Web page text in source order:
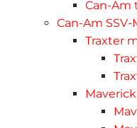
Can-Am
Can-Am SSV-
Traxter